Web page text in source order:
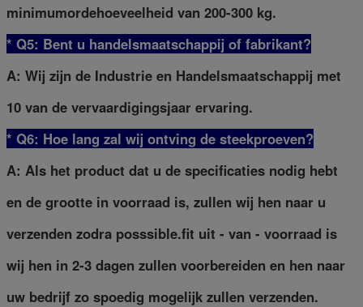
minimumordehoeveelheid van 200-300 kg.
* Q5: Bent u handelsmaatschappij of fabrikant?
A: Wij zijn de Industrie en Handelsmaatschappij met
10 van de vervaardigingsjaar ervaring.
* Q6: Hoe lang zal wij ontving de steekproeven?
A: Als het product dat u de specificaties nodig hebt
en de grootte in voorraad is, zullen wij hen naar u
verzenden zodra posssible.fit uit - van - voorraad is
wij hen in 2-3 dagen zullen voorbereiden en hen naar
uw bedrijf zo spoedig mogelijk zullen verzenden.